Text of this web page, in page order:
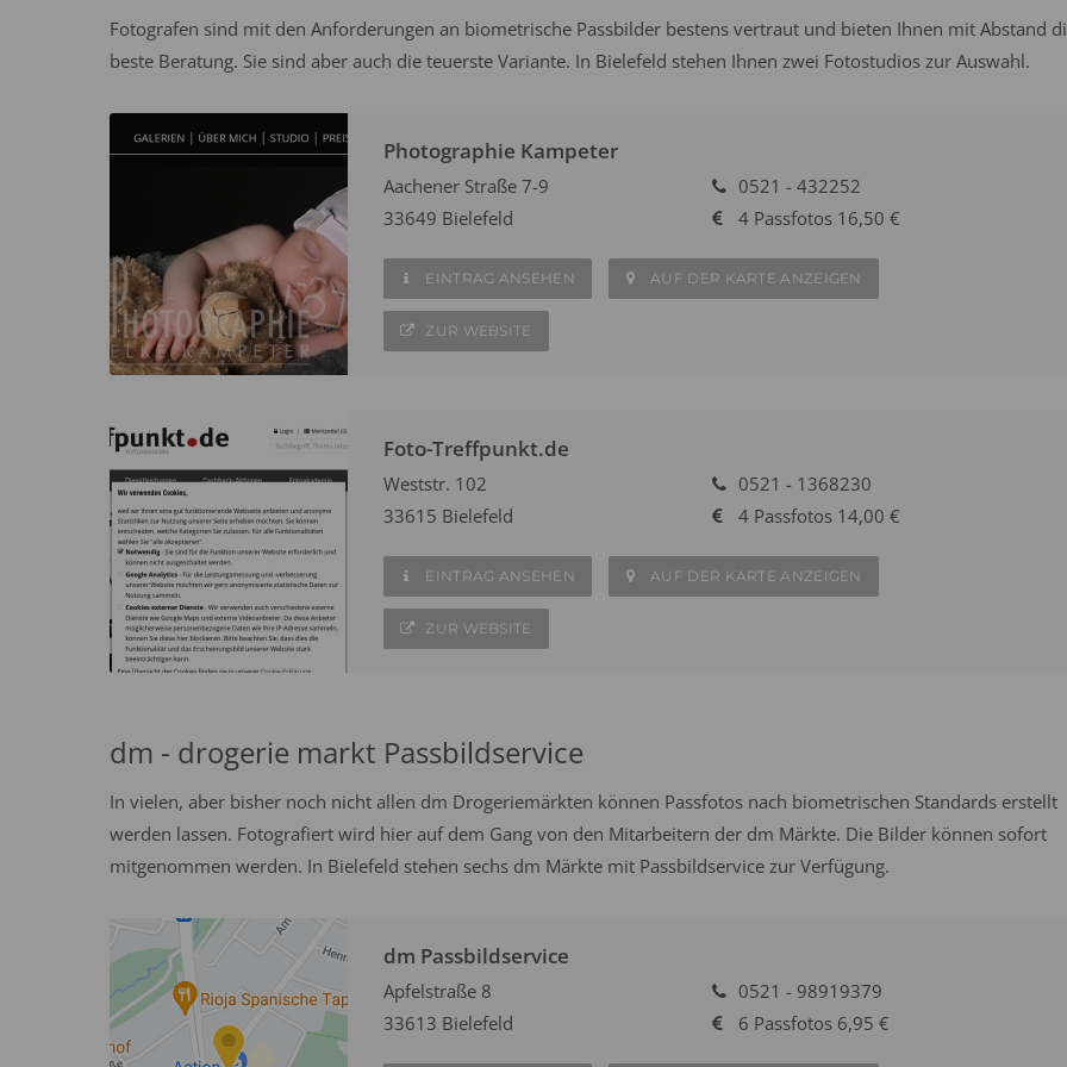
Fotografen sind mit den Anforderungen an biometrische Passbilder bestens vertraut und bieten Ihnen mit Abstand
beste Beratung. Sie sind aber auch die teuerste Variante. In Bielefeld stehen Ihnen zwei Fotostudios zur Auswahl.
Photographie Kampeter
Aachener Straße 7-9
33649 Bielefeld
0521 - 432252
4 Passfotos 16,50 €
EINTRAG ANSEHEN AUF DER KARTE ANZEIGEN
ZUR WEBSITE
Foto-Treffpunkt.de
Weststr. 102
33615 Bielefeld
0521 - 1368230
4 Passfotos 14,00 €
EINTRAG ANSEHEN AUF DER KARTE ANZEIGEN
ZUR WEBSITE
dm - drogerie markt Passbildservice
In vielen, aber bisher noch nicht allen dm Drogeriemärkten können Passfotos nach biometrischen Standards erstellt
werden lassen. Fotografiert wird hier auf dem Gang von den Mitarbeitern der dm Märkte. Die Bilder können sofort
mitgenommen werden. In Bielefeld stehen sechs dm Märkte mit Passbildservice zur Verfügung.
dm Passbildservice
Apfelstraße 8
33613 Bielefeld
0521 - 98919379
6 Passfotos 6,95 €